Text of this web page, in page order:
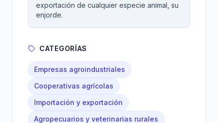
exportación de cualquier especie animal, su
enjorde.
CATEGORÍAS
Empresas agroindustriales
Cooperativas agrícolas
Importación y exportación
Agropecuarios y veterinarias rurales